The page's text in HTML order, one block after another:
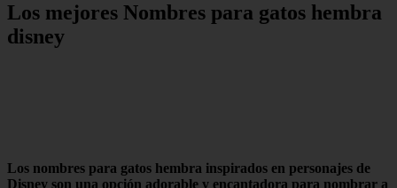
Los mejores Nombres para gatos hembra
disney
Los nombres para gatos hembra inspirados en personajes de
Disney son una opción adorable y encantadora para nombrar a